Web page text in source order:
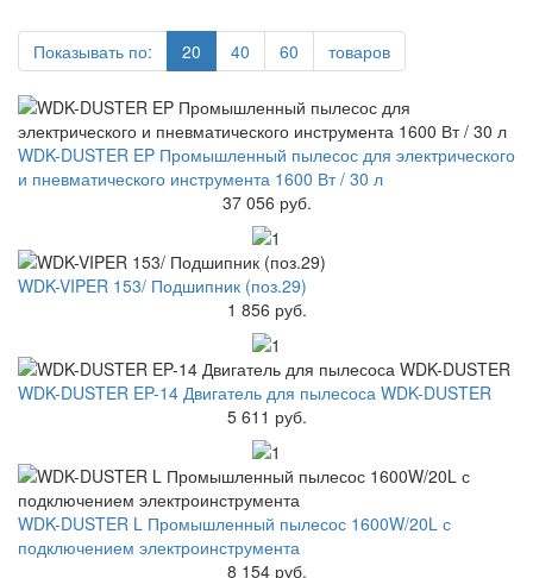
Показывать по: 20 40 60 товаров
WDK-DUSTER EP Промышленный пылесос для электрического
и пневматического инструмента 1600 Вт / 30 л
37 056 руб.
WDK-VIPER 153/ Подшипник (поз.29)
1 856 руб.
WDK-DUSTER EP-14 Двигатель для пылесоса WDK-DUSTER
5 611 руб.
WDK-DUSTER L Промышленный пылесос 1600W/20L с
подключением электроинструмента
8 154 руб.